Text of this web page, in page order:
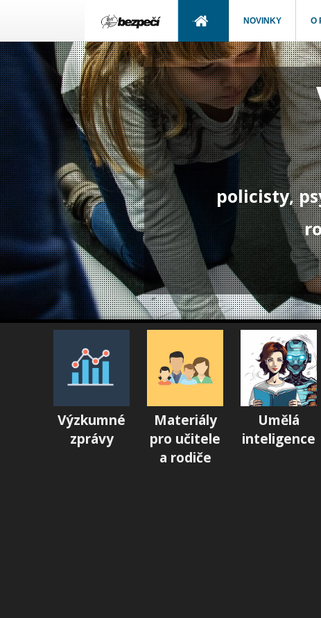
NOVINKY O
policisty,
Výzkumné
zprávy
Materiály
pro učitele
a rodiče
Umělá
inteligence